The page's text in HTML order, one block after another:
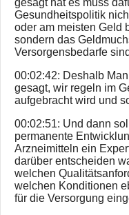
gesagt hat es muss
Gesundheitspolitik
oder am meisten Geld
sondern das
Versorgensbedarfe
00:02:42: Deshalb
gesagt, wir regeln im
aufgebracht wird und
00:02:51: Und dann
permanente
Arzneimitteln ein
darüber entscheiden
welchen
welchen Konditionen
für die Versorgung